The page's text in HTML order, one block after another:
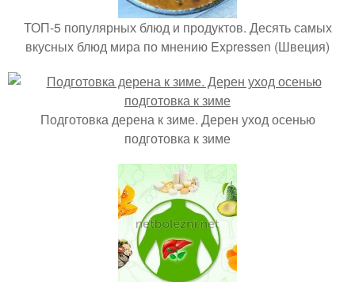
ТОП-5 популярных блюд и продуктов. Десять самых
вкусных блюд мира по мнению Expressen (Швеция)
Подготовка дерена к зиме. Дерен уход осенью
подготовка к зиме